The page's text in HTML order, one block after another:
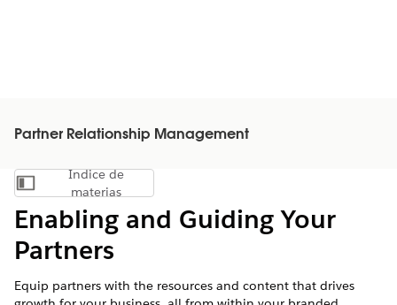
Partner Relationship Management
Mostrar índice de materias
Índice de
materias
Enabling and Guiding Your
Partners
Equip partners with the resources and content that drives